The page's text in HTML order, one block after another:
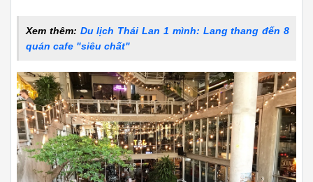
Xem thêm: Du lịch Thái Lan 1 mình: Lang thang đến 8
quán cafe "siêu chất"